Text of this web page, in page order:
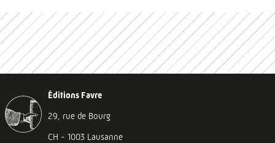
Éditions Favre
29, rue de Bourg
CH - 1003 Lausanne